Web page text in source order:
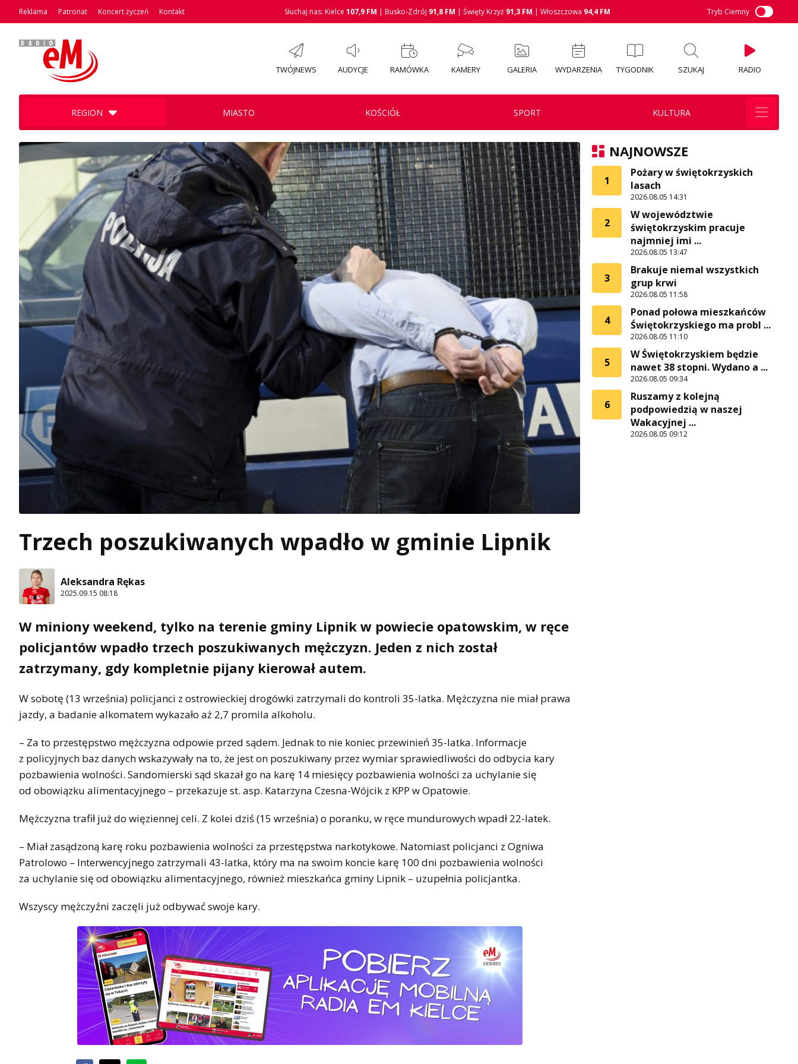
Reklama Patronat Koncert życzeń Kontakt Słuchaj nas: Kielce 107,9 FM | Busko-Zdrój 91,8 FM | Święty Krzyż 91,3 FM | Włoszczowa 94,4 FM Tryb Ciemny
TWÓJNEWS AUDYCJE RAMÓWKA KAMERY GALERIA WYDARZENIA TYGODNIK SZUKAJ RADIO
REGION MIASTO KOŚCIÓŁ SPORT KULTURA
Trzech poszukiwanych wpadło w gminie Lipnik
Aleksandra Rękas
2025.09.15 08:18
W miniony weekend, tylko na terenie gminy Lipnik w powiecie opatowskim, w ręce
policjantów wpadło trzech poszukiwanych mężczyzn. Jeden z nich został
zatrzymany, gdy kompletnie pijany kierował autem.
W sobotę (13 września) policjanci z ostrowieckiej drogówki zatrzymali do kontroli 35-latka. Mężczyzna nie miał prawa
jazdy, a badanie alkomatem wykazało aż 2,7 promila alkoholu.
– Za to przestępstwo mężczyzna odpowie przed sądem. Jednak to nie koniec przewinień 35-latka. Informacje
z policyjnych baz danych wskazywały na to, że jest on poszukiwany przez wymiar sprawiedliwości do odbycia kary
pozbawienia wolności. Sandomierski sąd skazał go na karę 14 miesięcy pozbawienia wolności za uchylanie się
od obowiązku alimentacyjnego – przekazuje st. asp. Katarzyna Czesna-Wójcik z KPP w Opatowie.
Mężczyzna trafił już do więziennej celi. Z kolei dziś (15 września) o poranku, w ręce mundurowych wpadł 22-latek.
– Miał zasądzoną karę roku pozbawienia wolności za przestępstwa narkotykowe. Natomiast policjanci z Ogniwa
Patrolowo – Interwencyjnego zatrzymali 43-latka, który ma na swoim koncie karę 100 dni pozbawienia wolności
za uchylanie się od obowiązku alimentacyjnego, również mieszkańca gminy Lipnik – uzupełnia policjantka.
Wszyscy mężczyźni zaczęli już odbywać swoje kary.
NAJNOWSZE
1
Pożary w świętokrzyskich
lasach
2026.08.05 14:31
2
W województwie
świętokrzyskim pracuje
najmniej imi ...
2026.08.05 13:47
3
Brakuje niemal wszystkich
grup krwi
2026.08.05 11:58
4
Ponad połowa mieszkańców
Świętokrzyskiego ma probl ...
2026.08.05 11:10
5
W Świętokrzyskiem będzie
nawet 38 stopni. Wydano a ...
2026.08.05 09:34
6
Ruszamy z kolejną
podpowiedzią w naszej
Wakacyjnej ...
2026.08.05 09:12